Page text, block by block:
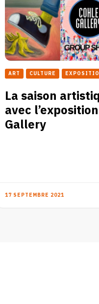
ART CULTURE
La saison
avec
Gallery
17 SEPTEMBRE 2021